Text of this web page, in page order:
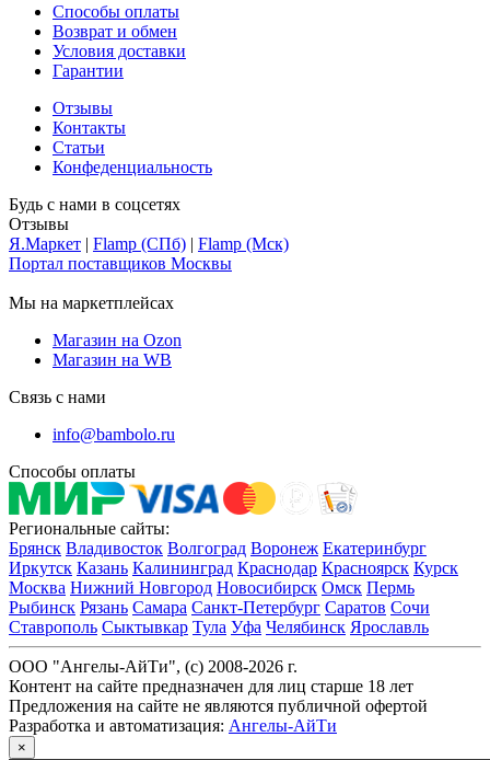
Способы оплаты
Возврат и обмен
Условия доставки
Гарантии
Отзывы
Контакты
Статьи
Конфеденциальность
Будь с нами в соцсетях
Отзывы
Я.Маркет | Flamp (СПб) | Flamp (Мск)
Портал поставщиков Москвы
Мы на маркетплейсах
Магазин на Ozon
Магазин на WB
Связь с нами
info@bambolo.ru
Способы оплаты
Региональные сайты:
Брянск Владивосток Волгоград Воронеж Екатеринбург
Иркутск Казань Калининград Краснодар Красноярск Курск
Москва Нижний Новгород Новосибирск Омск Пермь
Рыбинск Рязань Самара Санкт-Петербург Саратов Сочи
Ставрополь Сыктывкар Тула Уфа Челябинск Ярославль
ООО "Ангелы-АйТи", (c) 2008-2026 г.
Контент на сайте предназначен для лиц старше 18 лет
Предложения на сайте не являются публичной офертой
Разработка и автоматизация: Ангелы-АйТи
×